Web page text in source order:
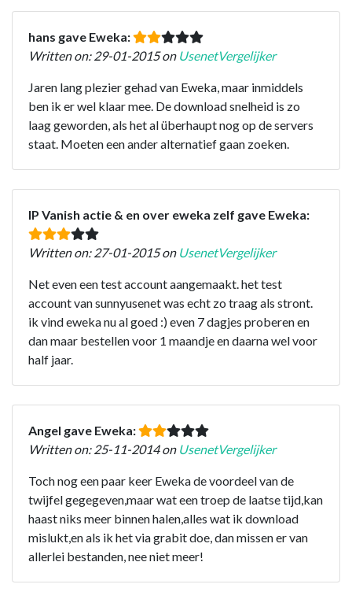
hans gave Eweka:
Written on: 29-01-2015 on UsenetVergelijker
Jaren lang plezier gehad van Eweka, maar inmiddels
ben ik er wel klaar mee. De download snelheid is zo
laag geworden, als het al überhaupt nog op de servers
staat. Moeten een ander alternatief gaan zoeken.
IP Vanish actie & en over eweka zelf gave Eweka:
Written on: 27-01-2015 on UsenetVergelijker
Net even een test account aangemaakt. het test
account van sunnyusenet was echt zo traag als stront.
ik vind eweka nu al goed :) even 7 dagjes proberen en
dan maar bestellen voor 1 maandje en daarna wel voor
half jaar.
Angel gave Eweka:
Written on: 25-11-2014 on UsenetVergelijker
Toch nog een paar keer Eweka de voordeel van de
twijfel gegegeven,maar wat een troep de laatse tijd,kan
haast niks meer binnen halen,alles wat ik download
mislukt,en als ik het via grabit doe, dan missen er van
allerlei bestanden, nee niet meer!